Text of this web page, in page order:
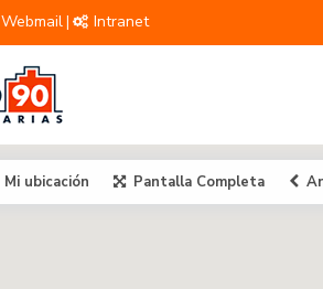
Webmail| Intranet
Mi ubicación Pantalla Completa